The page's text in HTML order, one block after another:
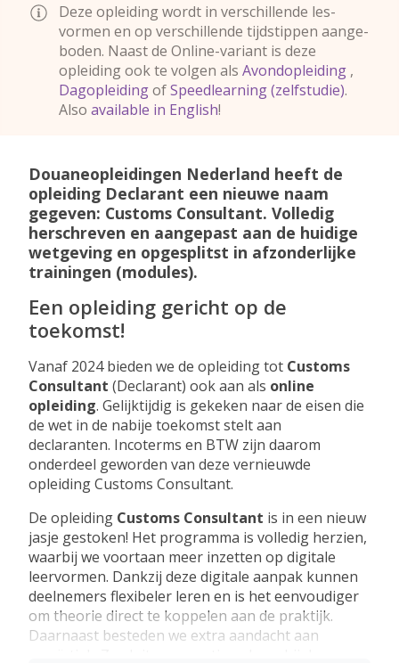
Over deze opleiding
Douaneopleidingen Nederland heeft de
opleiding Declarant een nieuwe naam
gegeven: Customs Consultant. Volledig
herschreven en aangepast aan de huidige
wetgeving en opgesplitst in afzonderlijke
trainingen (modules).
Een opleiding gericht op de
toekomst!
Vanaf 2024 bieden we de opleiding tot Customs
Consultant (Declarant) ook aan als online
opleiding. Gelijktijdig is gekeken naar de eisen die
de wet in de nabije toekomst stelt aan
declaranten. Incoterms en BTW zijn daarom
onderdeel geworden van deze vernieuwde
opleiding Customs Consultant.
De opleiding Customs Consultant is in een nieuw
jasje gestoken! Het programma is volledig herzien,
waarbij we voortaan meer inzetten op digitale
leervormen. Dankzij deze digitale aanpak kunnen
deelnemers flexibeler leren en is het eenvoudiger
om theorie direct te koppelen aan de praktijk.
Daarnaast besteden we extra aandacht aan
Deze opleiding wordt in ver­schil­lende les­
vormen en op verschillende tijdstippen aange­
boden. Naast de Online-variant is deze
opleiding ook te volgen als Avondopleiding
Dagopleiding
Speedlearning (zelfstudie).
Also available in English!